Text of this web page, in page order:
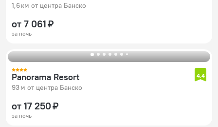
1,6 км от центра Банско
от 7 061 ₽
за ночь
Panorama Resort
93 м от центра Банско
4,4
от 17 250 ₽
за ночь